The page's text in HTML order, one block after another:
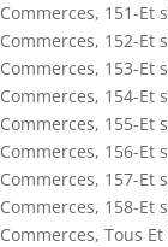
Commerces, 151-Et
Commerces, 152-Et
Commerces, 153-Et
Commerces, 154-Et
Commerces, 155-Et
Commerces, 156-Et
Commerces, 157-Et
Commerces, 158-Et
Commerces, Tous